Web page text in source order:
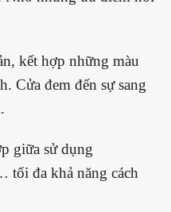
kết hợp những màu
Cửa đem đến sự sang
giữa sử dụng
đa khả năng cách